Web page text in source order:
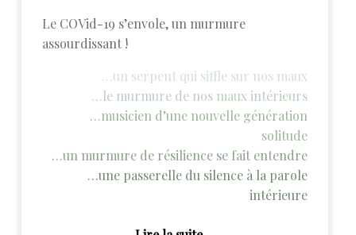
Le COVid-19 s’envole, un murmure
assourdissant !
…un serpent qui siffle sur nos maux
…le murmure de nos maux intérieurs
…musicien d’une nouvelle génération
solitude
…un murmure de résilience se fait entendre
…une passerelle du silence à la parole
intérieure
“Covid-19 — L’écho de nos silences perdus”